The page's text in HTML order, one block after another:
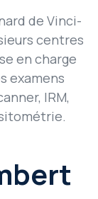
de Vinci-
centres
en charge
examens
IRM,